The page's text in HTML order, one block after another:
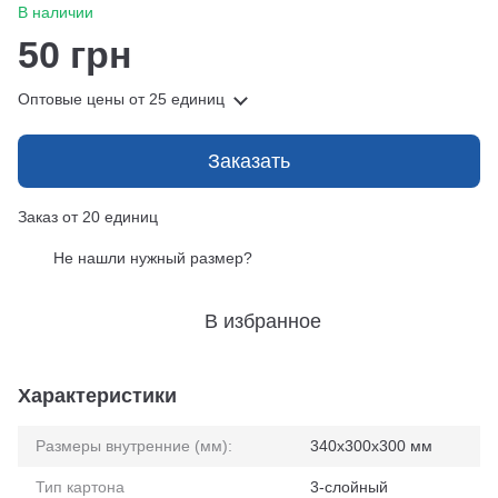
В наличии
50 грн
Оптовые цены от 25 единиц
Заказать
Заказ от 20 единиц
Не нашли нужный размер?
В избранное
Характеристики
Размеры внутренние (мм): 340x300x300 мм
Тип картона 3-слойный